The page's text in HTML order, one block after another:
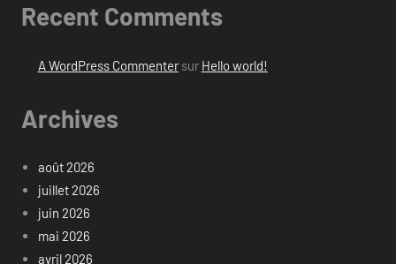
Recent Comments
A WordPress Commentersur Hello world!
Archives
août 2026
juillet 2026
juin 2026
mai 2026
avril 2026